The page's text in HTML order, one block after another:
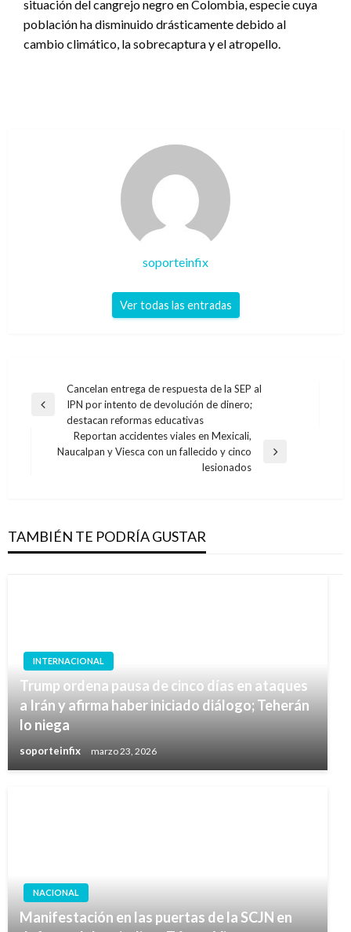
situación del cangrejo negro en Colombia, especie cuya
población ha disminuido drásticamente debido al
cambio climático, la sobrecaptura y el atropello.
soporteinfix
Ver todas las entradas
Navegación
de
entradas
Entrada
Cancelan entrega de respuesta de la SEP al
IPN por intento de devolución de dinero;
destacan reformas educativas
Entrada
Reportan accidentes viales en Mexicali,
Naucalpan y Viesca con un fallecido y cinco
lesionados
TAMBIÉN TE PODRÍA GUSTAR
INTERNACIONAL
Trump ordena pausa de cinco días en ataques
a Irán y afirma haber iniciado diálogo; Teherán
lo niega
soporteinfix marzo 23, 2026
NACIONAL
Manifestación en las puertas de la SCJN en